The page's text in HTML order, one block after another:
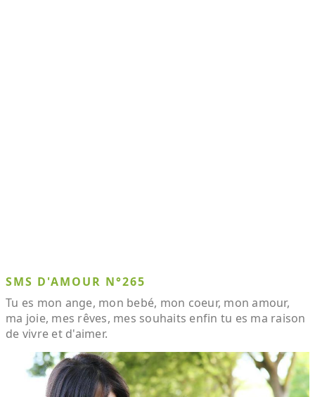
SMS D'AMOUR N°265
Tu es mon ange, mon bebé, mon coeur, mon amour,
ma joie, mes rêves, mes souhaits enfin tu es ma raison
de vivre et d'aimer.